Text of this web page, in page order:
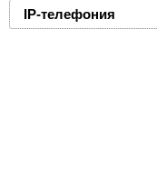
IP-телефония